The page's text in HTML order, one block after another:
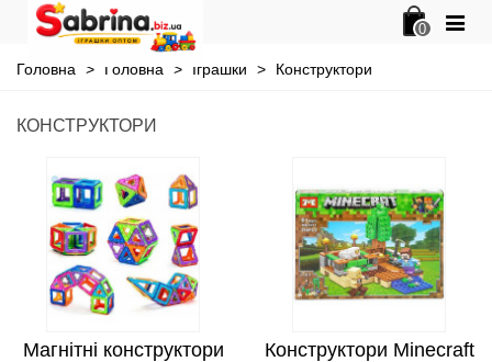
0
Головна > Головна > Іграшки > Конструктори
КОНСТРУКТОРИ
Магнітні конструктори Конструктори Minecraft